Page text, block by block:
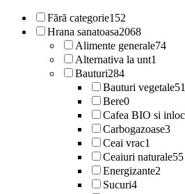
Fără categorie152
Hrana sanatoasa2068
Alimente generale74
Alternativa la unt1
Bauturi284
Bauturi vegetale51
Bere0
Cafea BIO si
Carbogazoase3
Ceai vrac1
Ceaiuri naturale55
Energizante2
Sucuri4